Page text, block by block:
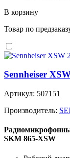
В корзину
Товар по
Sennheiser
Артикул: 507151
Производитель:
SKM 865-XSW